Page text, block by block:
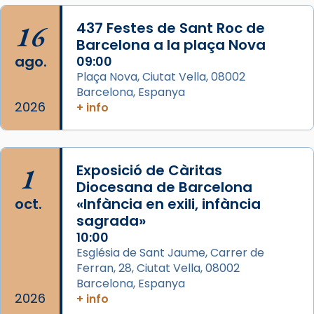
16
ago.
2026
437 Festes de Sant Roc de
Barcelona a la plaça Nova
09:00
Plaça Nova, Ciutat Vella, 08002
Barcelona, Espanya
+ info
1
oct.
2026
Exposició de Càritas
Diocesana de Barcelona
«Infància en exili, infància
sagrada»
10:00
Església de Sant Jaume, Carrer de
Ferran, 28, Ciutat Vella, 08002
Barcelona, Espanya
+ info